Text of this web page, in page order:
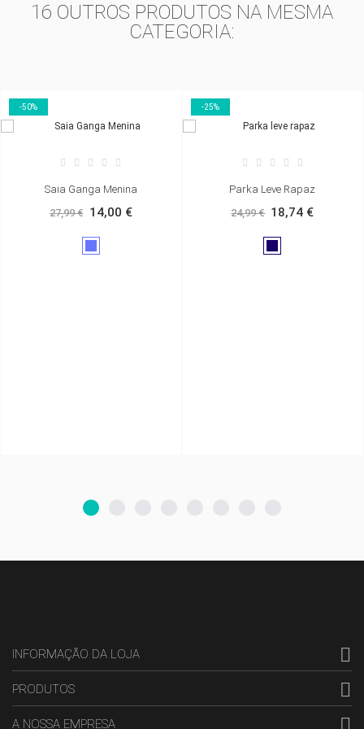
16 OUTROS PRODUTOS NA MESMA
CATEGORIA:
-50%
Saia Ganga Menina
27,99 € 14,00 €
-25%
Parka Leve Rapaz
24,99 € 18,74 €
INFORMAÇÃO DA LOJA 
PRODUTOS 
A NOSSA EMPRESA